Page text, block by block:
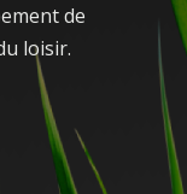
de
loisir.